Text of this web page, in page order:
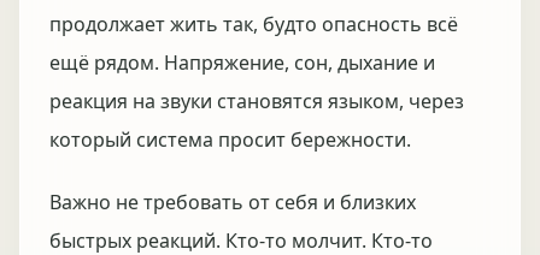
продолжает жить так, будто опасность всё
ещё рядом. Напряжение, сон, дыхание и
реакция на звуки становятся языком, через
который система просит бережности.
Важно не требовать от себя и близких
быстрых реакций. Кто-то молчит. Кто-то